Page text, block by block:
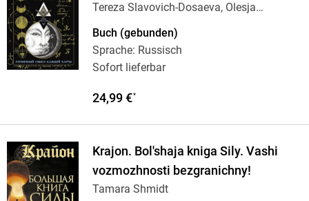
Tereza Slavovich-Dosaeva, Olesja
Sidorenko
Buch (gebunden)
Sprache: Russisch
Sofort lieferbar
24,99 €*
Krajon. Bol'shaja kniga Sily. Vashi
vozmozhnosti bezgranichny!
Tamara Shmidt